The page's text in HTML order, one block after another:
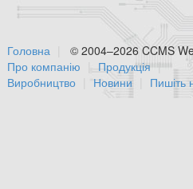
© 2004–2026 CCMS
Головна
Про компанію
Продукція
Виробництво
Новини Пишіть